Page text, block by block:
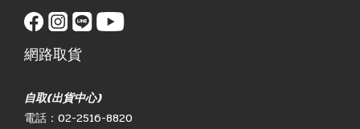
網路取貨
自取(出貨中心)
電話：02-2516-8820